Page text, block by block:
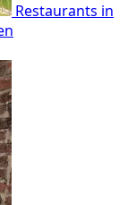
Restaurants in